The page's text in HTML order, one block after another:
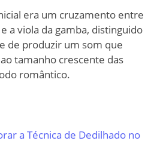
era um cruzamento entre
a viola da gamba, distinguido
de produzir um som que
tamanho crescente das
romântico.
a Técnica de Dedilhado no